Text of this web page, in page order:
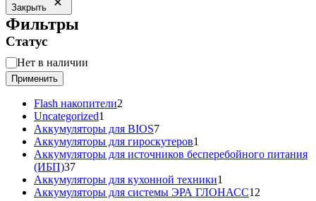
Закрыть
Фильтры
Статус
Статус
Нет в наличии
Применить
Flash накопители2
Uncategorized1
товар
Аккумуляторы для BIOS77
товаров
Аккумуляторы для гироскутеров1
товар
Аккумуляторы для источников бесперебойного питания
(ИБП)3737
товаров
Аккумуляторы для кухонной техники1
товар
Аккумуляторы для системы ЭРА ГЛОНАСС12